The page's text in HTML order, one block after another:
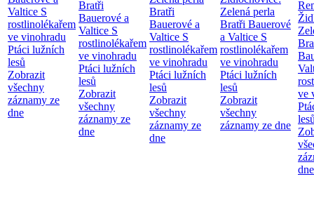
Valtice S
rostlinolékařem
ve vinohradu
Ptáci lužních
lesů
Zobrazit
všechny
záznamy ze
dne
Bratři
Bauerové a
Valtice S
rostlinolékařem
ve vinohradu
Ptáci lužních
lesů
Zobrazit
všechny
záznamy ze
dne
Bratři
Bauerové a
Valtice S
rostlinolékařem
ve vinohradu
Ptáci lužních
lesů
Zobrazit
všechny
záznamy ze
dne
Zelená perla
Bratři Bauerové
a Valtice S
rostlinolékařem
ve vinohradu
Ptáci lužních
lesů
Zobrazit
všechny
záznamy ze dne
ve
dne